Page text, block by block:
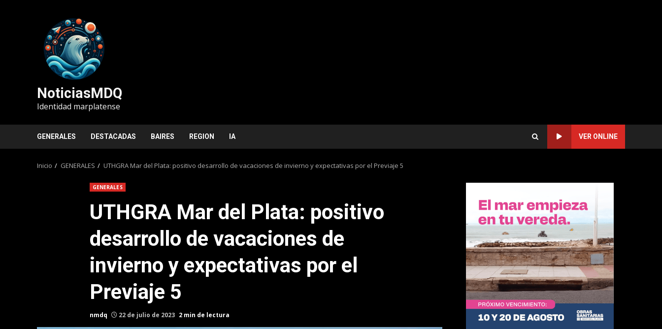
NoticiasMDQ
Identidad marplatense
GENERALES DESTACADAS BAIRES REGION IA VER ONLINE
Inicio GENERALES UTHGRA Mar del Plata: positivo desarrollo de vacaciones de invierno y expectativas por el Previaje 5
GENERALES
UTHGRA Mar del Plata: positivo
desarrollo de vacaciones de
invierno y expectativas por el
Previaje 5
nmdq 22 de julio de 2023 2 min de lectura